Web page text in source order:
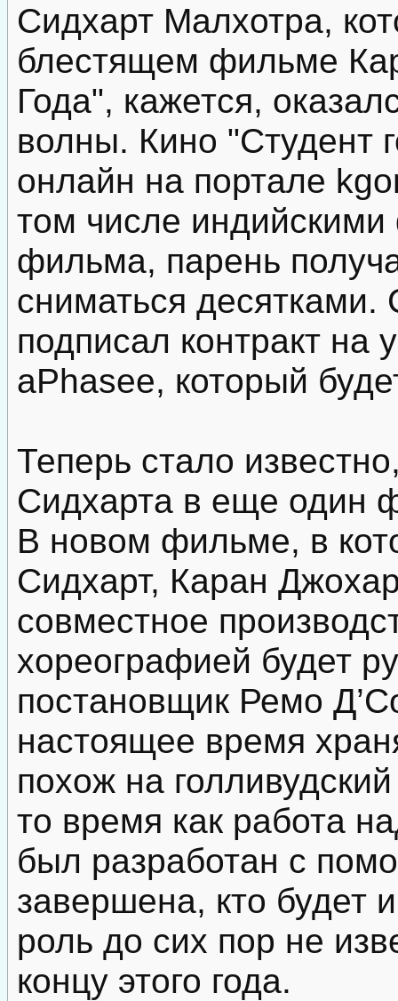
Сидхарт Малхотра,
блестящем фильме
Года", кажется,
волны. Кино "Студент
онлайн на портале
том числе
фильма, парень
сниматься
подписал контракт на
аPhasee, который
Теперь стало
Сидхарта в еще один
В новом фильме, в
Сидхарт, Каран
совместное
хореографией будет
постановщик Ремо
настоящее время
похож на
то время как работа
был разработан с
завершена, кто будет
роль до сих пор не
концу этого года.